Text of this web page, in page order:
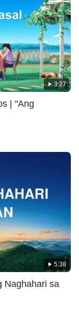
3:27
| "Ang
5:38
Naghahari sa